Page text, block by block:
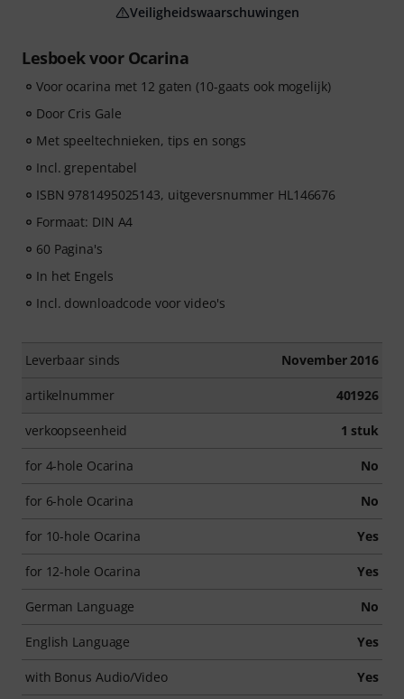
Lesboek voor Ocarina
Voor ocarina met 12 gaten (10-gaats ook mogelijk)
Door Cris Gale
Met speeltechnieken, tips en songs
Incl. grepentabel
ISBN 9781495025143, uitgeversnummer HL146676
Formaat: DIN A4
60 Pagina's
In het Engels
Incl. downloadcode voor video's
Leverbaar sinds November 2016
artikelnummer 401926
verkoopseenheid 1 stuk
for 4-hole Ocarina No
for 6-hole Ocarina No
for 10-hole Ocarina Yes
for 12-hole Ocarina Yes
German Language No
English Language Yes
with Bonus Audio/Video Yes
Veiligheidswaarschuwingen